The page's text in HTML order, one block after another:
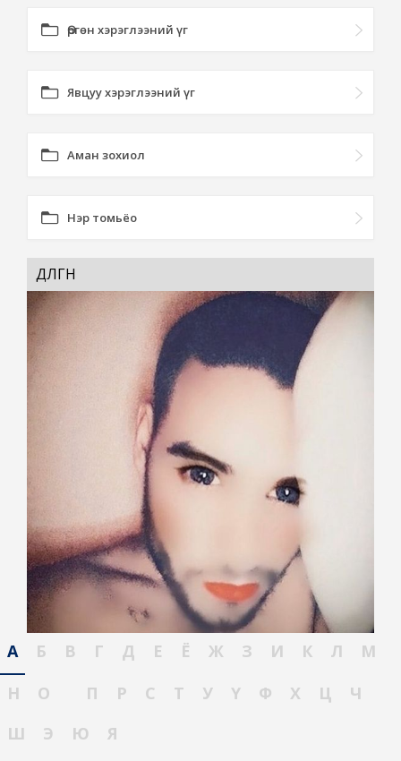
Өргөн хэрэглээний үг
Явцуу хэрэглээний үг
Аман зохиол
Нэр томьёо
ДӨЛГӨӨН
А Б В Г Д Е Ё Ж З И К Л
М
Н
О П Р С Т У Ү Ф Х Ц
Ч
Ш
Э Ю Я